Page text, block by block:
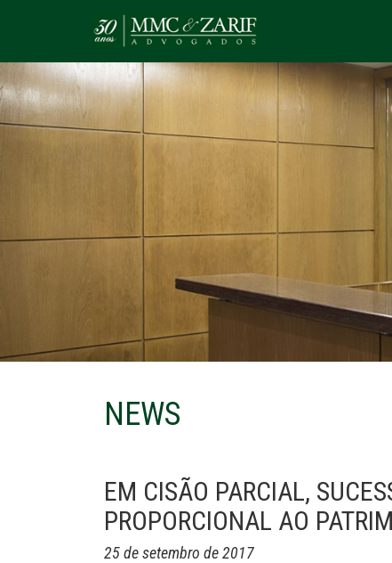
NEWS
EM CISÃO PARCIAL,
PROPORCIONAL AO
25 de setembro de 2017